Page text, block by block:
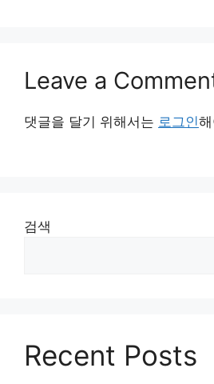
Leave a
댓글을 달기 위해서는 로그인
검색
Recent Posts